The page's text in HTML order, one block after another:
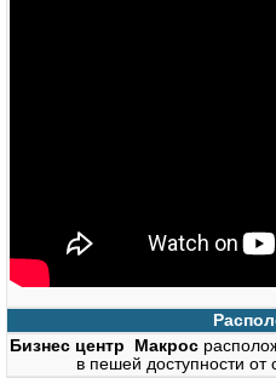
Бизнес центр Макрос
в пешей доступности от